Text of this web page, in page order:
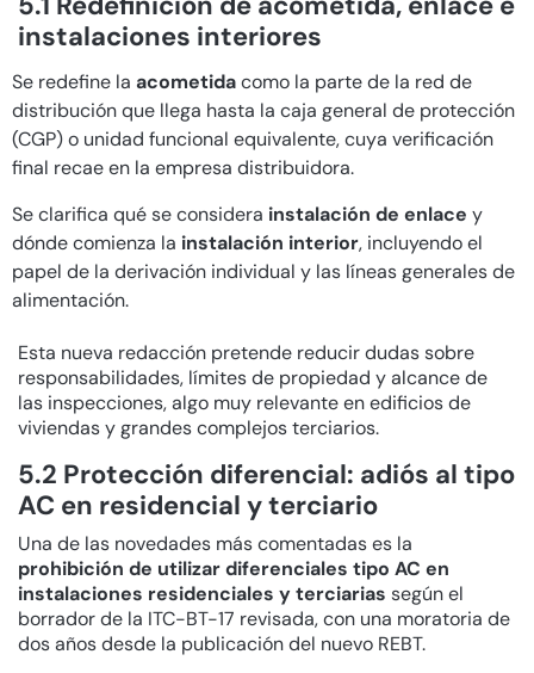
instalaciones interiores
Se redefine la acometidacomo la parte de la red de
distribución que llega hasta la caja general de protección
(CGP) o unidad funcional equivalente, cuya verificación
final recae en la empresa distribuidora.
Se clarifica qué se considera instalación de enlace y
dónde comienza la instalación interior, incluyendo el
papel de la derivación individual y las líneas generales de
alimentación.
Esta nueva redacción pretende reducir dudas sobre
responsabilidades, límites de propiedad y alcance de
las inspecciones, algo muy relevante en edificios de
viviendas y grandes complejos terciarios.
5.2 Protección diferencial: adiós al tipo
AC en residencial y terciario
Una de las novedades más comentadas es la
prohibición de utilizar diferenciales tipo AC en
instalaciones residenciales y terciarias según el
borrador de la ITC-BT-17 revisada, con una moratoria de
dos años desde la publicación del nuevo REBT.